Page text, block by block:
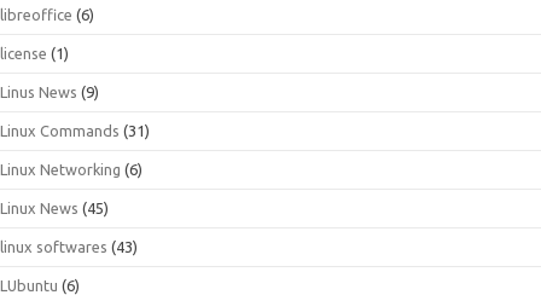
libreoffice (6)
license (1)
Linus News (9)
Linux Commands (31)
Linux Networking (6)
Linux News (45)
linux softwares (43)
LUbuntu (6)